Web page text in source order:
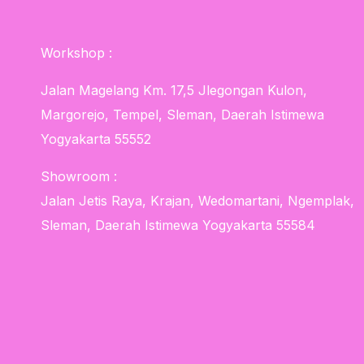
Workshop :
Jalan Magelang Km. 17,5 Jlegongan Kulon,
Margorejo, Tempel, Sleman, Daerah Istimewa
Yogyakarta 55552
Showroom :
Jalan Jetis Raya, Krajan, Wedomartani, Ngemplak,
Sleman, Daerah Istimewa Yogyakarta 55584